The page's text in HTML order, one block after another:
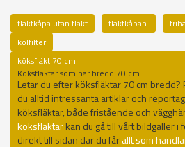
fläktkåpa utan fläkt fläktkåpan.
kolfilter
köksfläkt 70 cm
Köksfläktar som har bredd 70 cm
Letar du efter köksfläktar 70 cm
du alltid intressanta artiklar och
köksfläktar, både fristående och
köksfläktarkan du gå till vårt bildgaller i
direkt till sidan där du fårallt som